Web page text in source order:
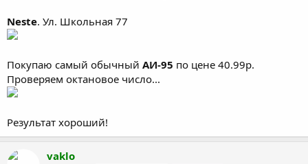
Neste. Ул. Школьная 77
Покупаю самый обычный АИ-95 по цене 40.99р.
Проверяем октановое число...
Результат хороший!
vaklo